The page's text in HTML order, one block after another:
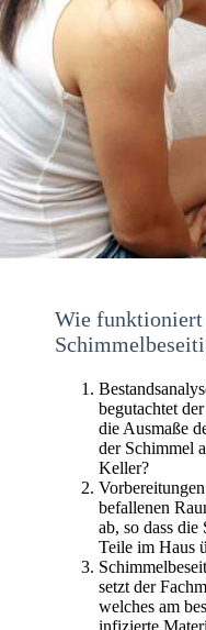
Wie funktioniert
begutachtet
die Ausmaße
der Schimmel
Keller?
befallenen
ab, so dass die
Teile im Haus
setzt der
welches am